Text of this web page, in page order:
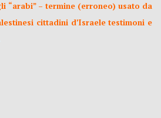
“arabi” – termine (erroneo) usato da
cittadini d’Israele testimoni e